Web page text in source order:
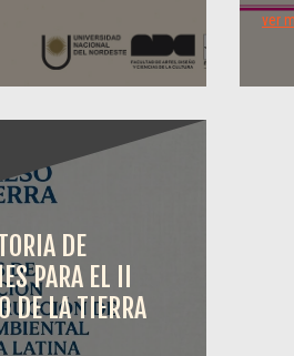
ver
DE
PARA EL II
DE LA TIERRA